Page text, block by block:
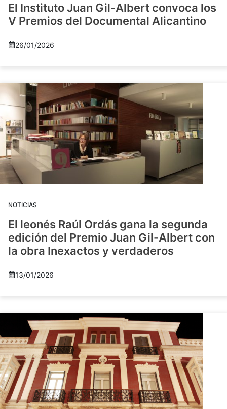
El Instituto Juan Gil-Albert convoca los
V Premios del Documental Alicantino
26/01/2026
NOTICIAS
El leonés Raúl Ordás gana la segunda
edición del Premio Juan Gil-Albert con
la obra Inexactos y verdaderos
13/01/2026